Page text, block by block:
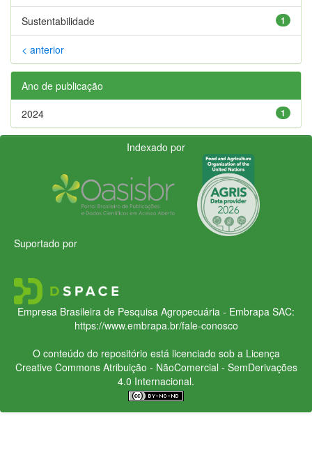
1
Sustentabilidade
< anterior
Ano de publicação
1
2024
Indexado por
Suportado por
Empresa Brasileira de Pesquisa Agropecuária - Embrapa SAC:
https://www.embrapa.br/fale-conosco
O conteúdo do repositório está licenciado sob a Licença
Creative CommonsAtribuição - NãoComercial - SemDerivações
4.0 Internacional.